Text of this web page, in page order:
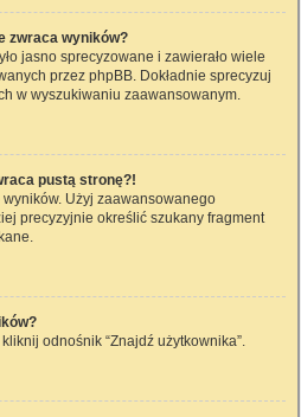
zwraca wyników?
jasno sprecyzowane i zawierało wiele
przez phpBB. Dokładnie sprecyzuj
w wyszukiwaniu zaawansowanym.
pustą stronę?!
Użyj zaawansowanego
precyzyjnie określić szukany fragment
odnośnik “Znajdź użytkownika”.